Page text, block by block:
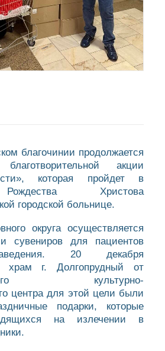
благочинии продолжается
акции
которая пройдет в
Христова
городской больнице.
округа осуществляется
сувениров для пациентов
20 декабря
храм г. Долгопрудный от
культурно-
центра для этой цели были
подарки, которые
на излечении в